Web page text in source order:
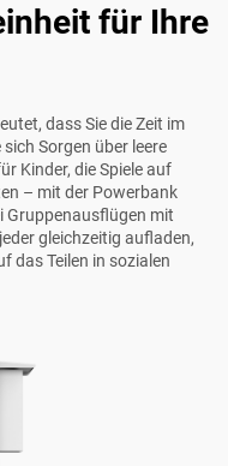
für Ihre
dass Sie die Zeit im
Sorgen über leere
Kinder, die Spiele auf
– mit der Powerbank
Gruppenausflügen mit
gleichzeitig aufladen,
das Teilen in sozialen